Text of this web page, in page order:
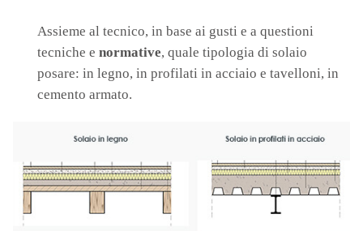
Assieme al tecnico, in base ai gusti e a questioni
tecniche e normative, quale tipologia di solaio
posare: in legno, in profilati in acciaio e tavelloni, in
cemento armato.